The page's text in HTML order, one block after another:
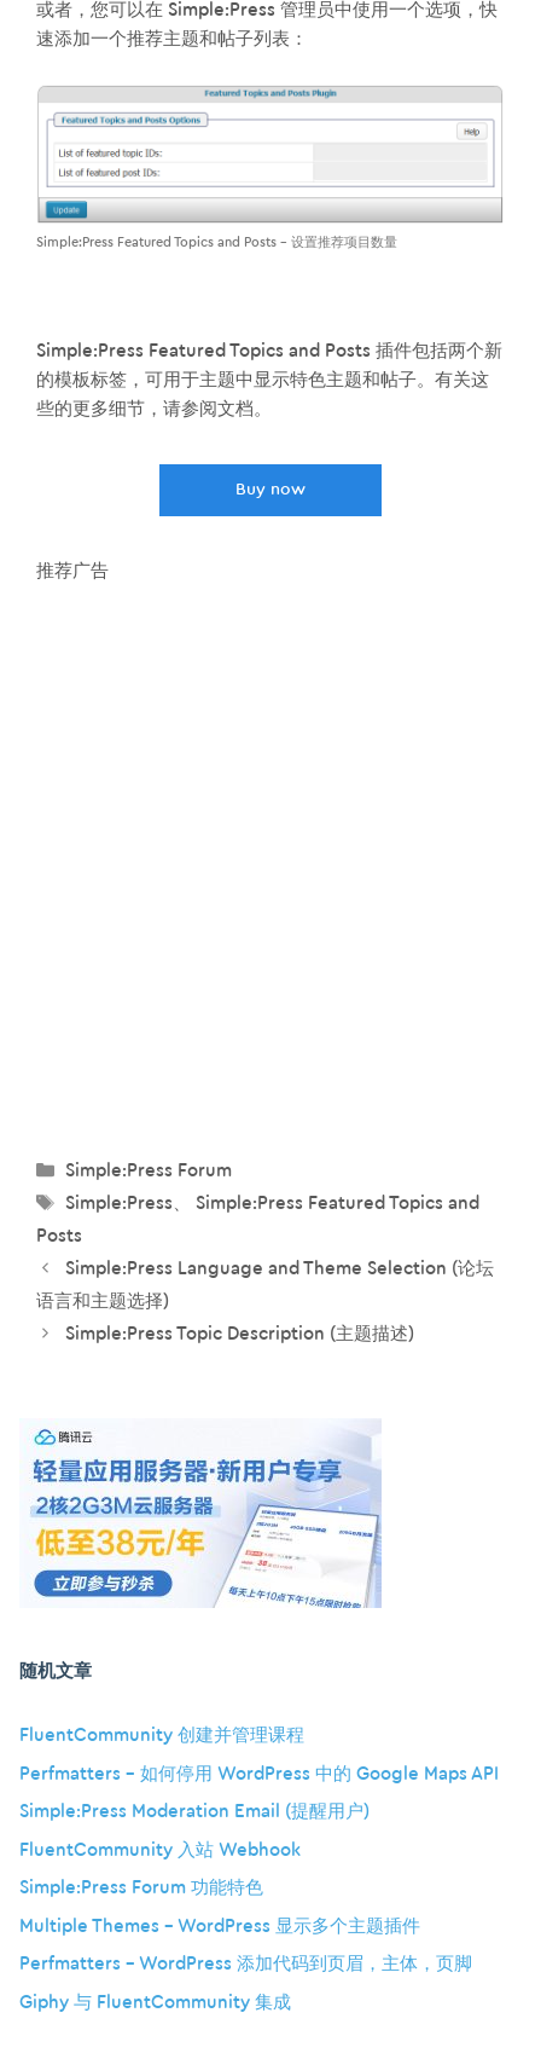
或者，您可以在 Simple:Press 管理员中使用一个选项，快
速添加一个推荐主题和帖子列表：
Simple:Press Featured Topics and Posts – 设置推荐项目数量
Simple:Press Featured Topics and Posts 插件包括两个新
的模板标签，可用于主题中显示特色主题和帖子。有关这
些的更多细节，请参阅文档。
Buy now
推荐广告
分
类
Simple:Press Forum
标
签
Simple:Press 、 Simple:Press Featured Topics and
Posts
Simple:Press Language and Theme Selection (论坛
语言和主题选择)
Simple:Press Topic Description (主题描述)
随机文章
FluentCommunity 创建并管理课程
Perfmatters – 如何停用 WordPress 中的 Google Maps API
Simple:Press Moderation Email (提醒用户)
FluentCommunity 入站 Webhook
Simple:Press Forum 功能特色
Multiple Themes – WordPress 显示多个主题插件
Perfmatters – WordPress 添加代码到页眉，主体，页脚
Giphy 与 FluentCommunity 集成